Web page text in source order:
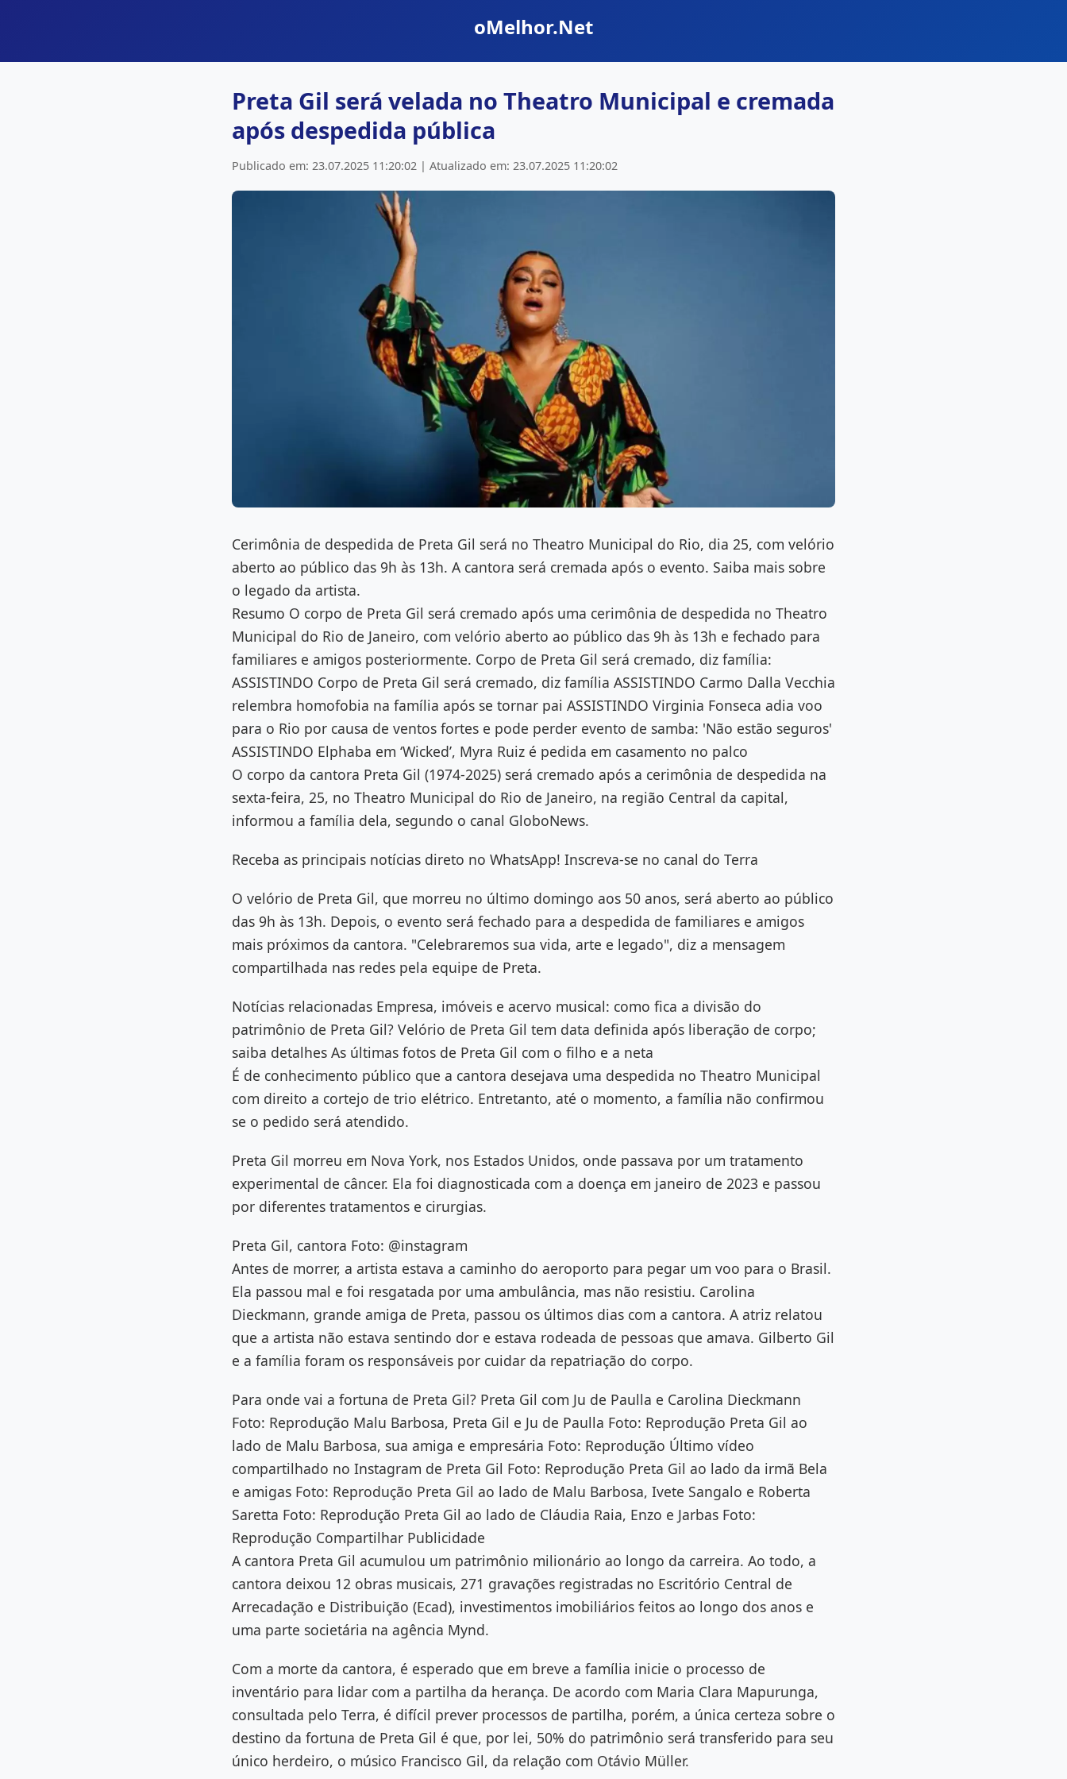
oMelhor.Net
Preta Gil será velada no Theatro Municipal e cremada
após despedida pública
Publicado em: 23.07.2025 11:20:02 | Atualizado em: 23.07.2025 11:20:02
Cerimônia de despedida de Preta Gil será no Theatro Municipal do Rio, dia 25, com velório
aberto ao público das 9h às 13h. A cantora será cremada após o evento. Saiba mais sobre
o legado da artista.
Resumo O corpo de Preta Gil será cremado após uma cerimônia de despedida no Theatro
Municipal do Rio de Janeiro, com velório aberto ao público das 9h às 13h e fechado para
familiares e amigos posteriormente. Corpo de Preta Gil será cremado, diz família:
ASSISTINDO Corpo de Preta Gil será cremado, diz família ASSISTINDO Carmo Dalla Vecchia
relembra homofobia na família após se tornar pai ASSISTINDO Virginia Fonseca adia voo
para o Rio por causa de ventos fortes e pode perder evento de samba: 'Não estão seguros'
ASSISTINDO Elphaba em ‘Wicked’, Myra Ruiz é pedida em casamento no palco
O corpo da cantora Preta Gil (1974-2025) será cremado após a cerimônia de despedida na
sexta-feira, 25, no Theatro Municipal do Rio de Janeiro, na região Central da capital,
informou a família dela, segundo o canal GloboNews.
Receba as principais notícias direto no WhatsApp! Inscreva-se no canal do Terra
O velório de Preta Gil, que morreu no último domingo aos 50 anos, será aberto ao público
das 9h às 13h. Depois, o evento será fechado para a despedida de familiares e amigos
mais próximos da cantora. "Celebraremos sua vida, arte e legado", diz a mensagem
compartilhada nas redes pela equipe de Preta.
Notícias relacionadas Empresa, imóveis e acervo musical: como fica a divisão do
patrimônio de Preta Gil? Velório de Preta Gil tem data definida após liberação de corpo;
saiba detalhes As últimas fotos de Preta Gil com o filho e a neta
É de conhecimento público que a cantora desejava uma despedida no Theatro Municipal
com direito a cortejo de trio elétrico. Entretanto, até o momento, a família não confirmou
se o pedido será atendido.
Preta Gil morreu em Nova York, nos Estados Unidos, onde passava por um tratamento
experimental de câncer. Ela foi diagnosticada com a doença em janeiro de 2023 e passou
por diferentes tratamentos e cirurgias.
Preta Gil, cantora Foto: @instagram
Antes de morrer, a artista estava a caminho do aeroporto para pegar um voo para o Brasil.
Ela passou mal e foi resgatada por uma ambulância, mas não resistiu. Carolina
Dieckmann, grande amiga de Preta, passou os últimos dias com a cantora. A atriz relatou
que a artista não estava sentindo dor e estava rodeada de pessoas que amava. Gilberto Gil
e a família foram os responsáveis por cuidar da repatriação do corpo.
Para onde vai a fortuna de Preta Gil? Preta Gil com Ju de Paulla e Carolina Dieckmann
Foto: Reprodução Malu Barbosa, Preta Gil e Ju de Paulla Foto: Reprodução Preta Gil ao
lado de Malu Barbosa, sua amiga e empresária Foto: Reprodução Último vídeo
compartilhado no Instagram de Preta Gil Foto: Reprodução Preta Gil ao lado da irmã Bela
e amigas Foto: Reprodução Preta Gil ao lado de Malu Barbosa, Ivete Sangalo e Roberta
Saretta Foto: Reprodução Preta Gil ao lado de Cláudia Raia, Enzo e Jarbas Foto:
Reprodução Compartilhar Publicidade
A cantora Preta Gil acumulou um patrimônio milionário ao longo da carreira. Ao todo, a
cantora deixou 12 obras musicais, 271 gravações registradas no Escritório Central de
Arrecadação e Distribuição (Ecad), investimentos imobiliários feitos ao longo dos anos e
uma parte societária na agência Mynd.
Com a morte da cantora, é esperado que em breve a família inicie o processo de
inventário para lidar com a partilha da herança. De acordo com Maria Clara Mapurunga,
consultada pelo Terra, é difícil prever processos de partilha, porém, a única certeza sobre o
destino da fortuna de Preta Gil é que, por lei, 50% do patrimônio será transferido para seu
único herdeiro, o músico Francisco Gil, da relação com Otávio Müller.